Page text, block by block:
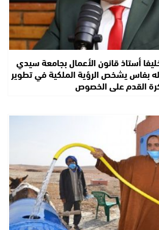
أستاذ قانون الأعمال بجامعة سيدي
بفاس يشخص الرؤية الملكية في تطوير
القدم على الخصوص